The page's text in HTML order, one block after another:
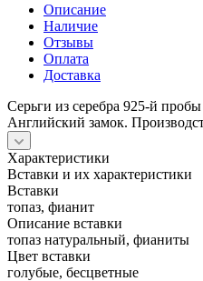
Описание
Наличие
Отзывы
Оплата
Доставка
Серьги из серебра 925-й
Английский замок.
Характеристики
Вставки и их характеристики
Вставки
топаз, фианит
Описание вставки
топаз натуральный, фианиты
Цвет вставки
голубые, бесцветные